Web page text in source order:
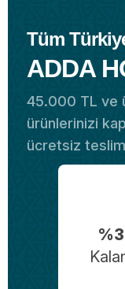
Tüm
ADDA
45.000 TL ve
ürünlerinizi
ücretsiz